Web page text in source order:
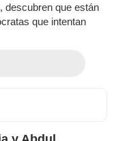
descubren que están
que intentan